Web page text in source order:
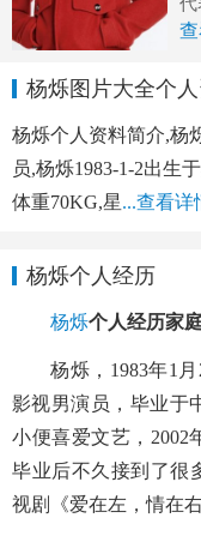
江
查
杨烁图片大全个
杨烁个人资料简介,杨
员,杨烁1983-1-2出生
体重70KG,星...查看详
杨烁个人经历
杨烁个人经历家
杨烁，1983年1
影视男演员，毕业于
小便喜爱文艺，2002
毕业后不久接到了很
视剧《爱在左，情在